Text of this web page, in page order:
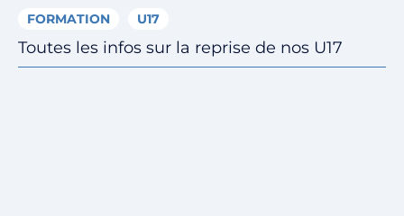
FORMATION U17
Toutes les infos sur la reprise de nos U17